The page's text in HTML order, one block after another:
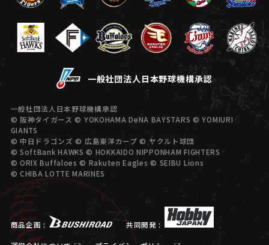
一般社団法人日本野球機構承認
一般社団法人日本野球機構承認
© 阪神タイガース © YOKOHAMA DeNA BAYSTARS © YOMIURI
GIANTS
© 中日ドラゴンズ © 広島東洋カープ © ヤクルト球団
© SoftBank HAWKS © HOKKAIDO NIPPONHAM FIGHTERS
© ORIX Buffaloes © Rakuten Eagles © SEIBU Lions
© CHIBA LOTTE MARINES
商品企画 : 共同開発 :